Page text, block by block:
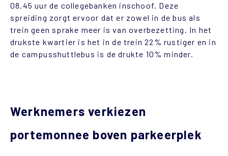
08.45 uur de collegebanken inschoof. Deze
spreiding zorgt ervoor dat er zowel in de bus als
trein geen sprake meer is van overbezetting. In het
drukste kwartier is het in de trein 22% rustiger en in
de campusshuttlebus is de drukte 10% minder.
Werknemers verkiezen
portemonnee boven parkeerplek